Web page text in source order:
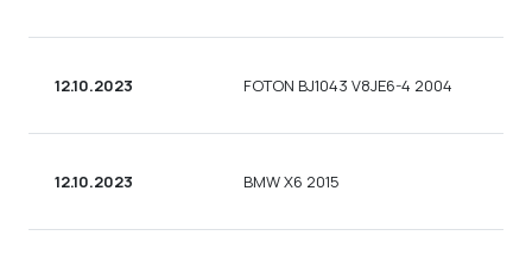
12.10.2023 FOTON BJ1043 V8JE6-4 2004
12.10.2023 BMW X6 2015